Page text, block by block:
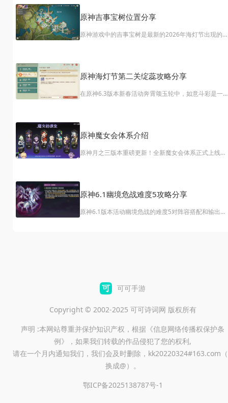
原神吉事宝树位置分享
​原神游戏中的吉事宝树是最新的2026年海灯节出现的吉
原神海灯节第二关绽蕊攻略分享
在原神6.3版本新春活动奔霄颂玉轮中，如意斗彩是一
该活动的第二关绽蕊，我们准备了以下通关攻略，供您
原神魔女会体系介绍
​原神月之三版本重磅更新！全新魔女会体系正式上线，
战斗上限！不少玩家好奇目前已上线的魔女会角色有哪
心解析，帮你快速上手新玩法，组建强势魔女会队伍。
原神6.1幽境危战难度5攻略分享
​原神6.1版本活动幽境危战的难度5对阵容搭配和输出手
可可手游
Copyright © 2002-2025 可可诗词网 版权所有
声明 :本网站尊重并保护知识产权，根据《信息网络传播权保护条
例》，如果我们转载的作品侵犯了您的权利,
请在一个月内通知我们，我们会及时删除，kk20220324#163.com
换成@）。
鄂ICP备2025138787号-1